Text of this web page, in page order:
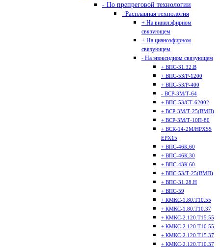
- По препреговой технологии
- Расплавная технология
+ На винилэфирном
связующем
+ На цианоэфирном
связующем
- На эпоксидном связующем
+ ВПС-31.32.В
+ ВПС-53/Р-1200
+ ВПС-53/Р-400
- ВСР-3М/Т-64
+ ВПС-53/СТ-62002
+ ВСР-3М/Т-25(ВМП)
+ ВСР-3М/Т-10П-80
+ ВСК-14-2М/HPXSS
EPX15
+ ВПС-46К.60
+ ВПС-46К.30
+ ВПС-43К.60
+ ВПС-53/Т-25(ВМП)
+ ВПС-31.28.Н
+ ВПС-59
+ КМКС-1.80.Т10.55
+ КМКС-1.80.Т10.37
+ КМКС-2.120.Т15.55
+ КМКС-2.120.Т10.55
+ КМКС-2.120.Т15.37
+ КМКС-2.120.Т10.37